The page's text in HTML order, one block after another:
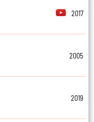
2017
2005
2019